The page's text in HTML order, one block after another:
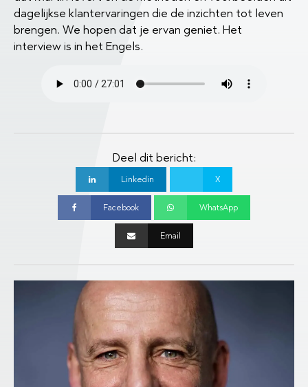
dagelijkse klantervaringen die de inzichten tot leven
brengen. We hopen dat je ervan geniet. Het
interview is in het Engels.
Deel dit bericht:
X
Facebook
Email
Linkedin
WhatsApp